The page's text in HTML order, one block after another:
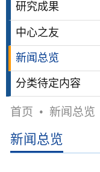
研究成果
中心之友
新闻总览
分类待定内容
首页 • 新闻总览
新闻总览